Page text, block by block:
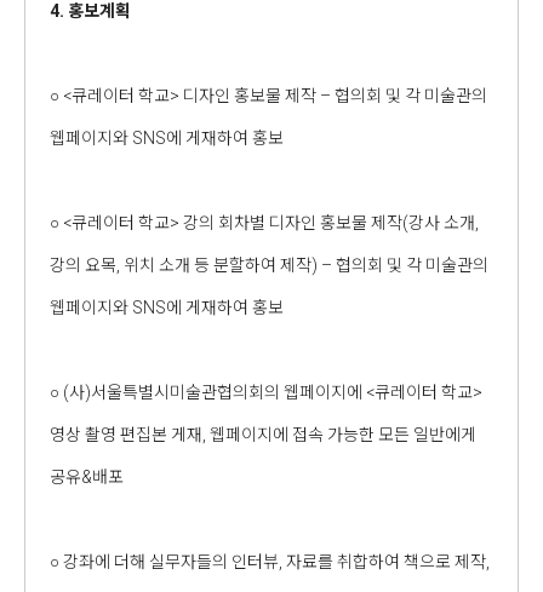
4. 홍보계획
○ <큐레이터 학교> 디자인 홍보물 제작 – 협의회 및 각 미술관의
웹페이지와 SNS에 게재하여 홍보
○ <큐레이터 학교> 강의 회차별 디자인 홍보물 제작(강사 소개,
강의 요목, 위치 소개 등 분할하여 제작) – 협의회 및 각 미술관의
웹페이지와 SNS에 게재하여 홍보
○ (사)서울특별시미술관협의회의 웹페이지에 <큐레이터 학교>
영상 촬영 편집본 게재, 웹페이지에 접속 가능한 모든 일반에게
공유&배포
○ 강좌에 더해 실무자들의 인터뷰, 자료를 취합하여 책으로 제작,